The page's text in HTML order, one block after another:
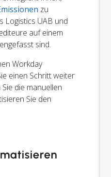
zu
Logistics UAB und
auf einem
sind.
Workday
einen Schritt weiter
die manuellen
Sie den